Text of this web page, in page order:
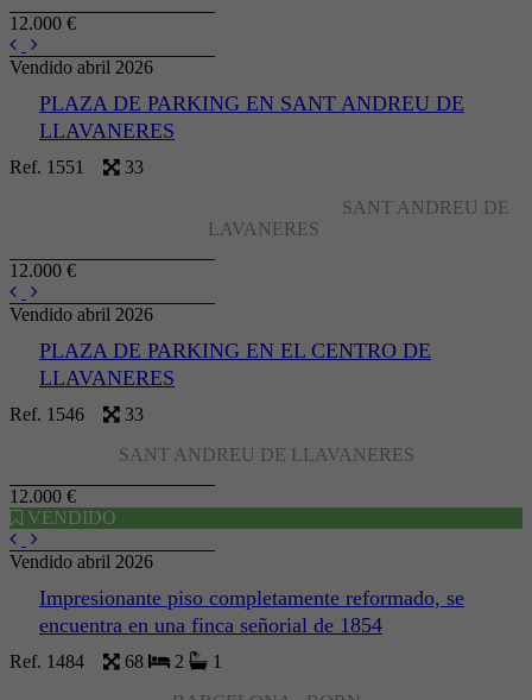
12.000 €
Vendido abril 2026
PLAZA DE PARKING EN SANT ANDREU DE
LLAVANERES
Ref. 1551 33
SANT ANDREU DE
LAVANERES
12.000 €
Vendido abril 2026
PLAZA DE PARKING EN EL CENTRO DE
LLAVANERES
Ref. 1546 33
SANT ANDREU DE LLAVANERES
12.000 €
VENDIDO
Vendido abril 2026
Impresionante piso completamente reformado, se
encuentra en una finca señorial de 1854
Ref. 1484 68 2 1